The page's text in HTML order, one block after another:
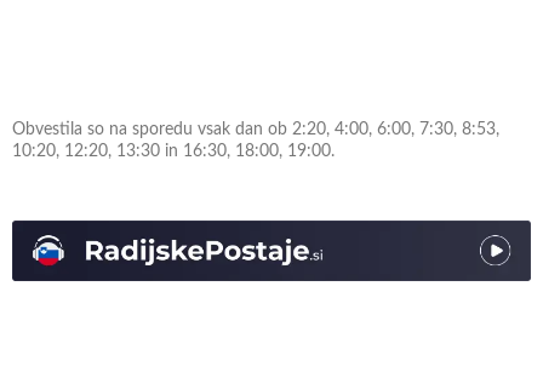
Obvestila so na sporedu vsak dan ob 2:20, 4:00, 6:00, 7:30, 8:53,
10:20, 12:20, 13:30 in 16:30, 18:00, 19:00.